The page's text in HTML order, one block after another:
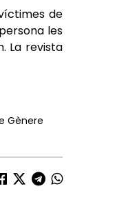
de
les
La revista
Gènere